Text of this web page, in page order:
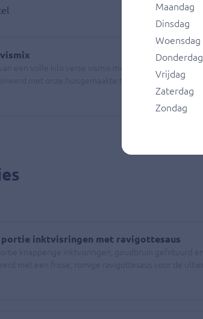
met onze huisgemaakte tomatensaus.
portie inktvisringen met ravigottesaus
Maandag
Dinsdag
Woensdag
Donderdag
Vrijdag
Zaterdag
Zondag